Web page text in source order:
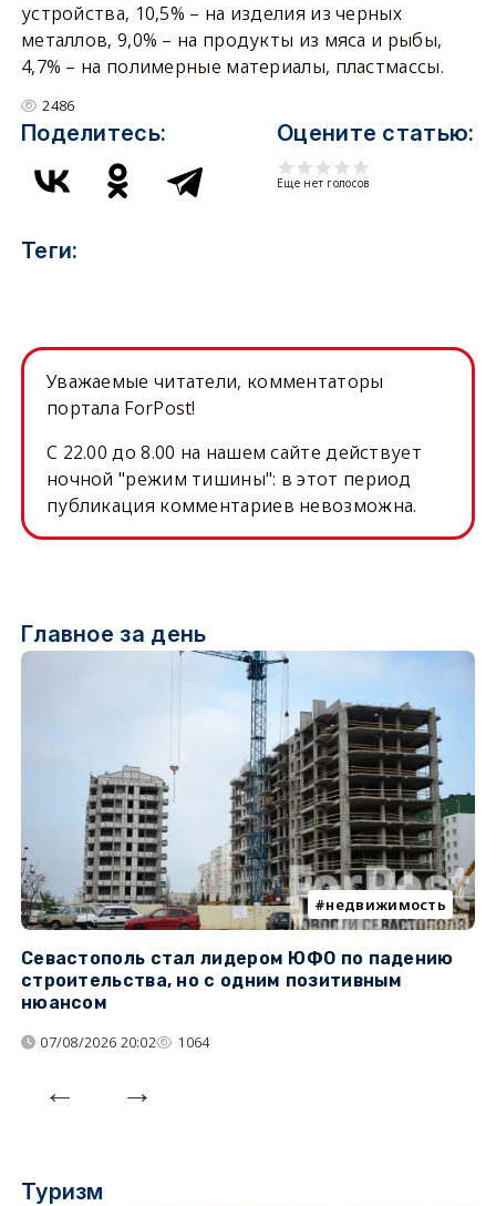
устройства, 10,5% – на изделия из черных
металлов, 9,0% – на продукты из мяса и рыбы,
4,7% – на полимерные материалы, пластмассы.
2486
Поделитесь: Оцените статью:
Еще нет голосов
Теги:
Уважаемые читатели, комментаторы
портала ForPost!
C 22.00 до 8.00 на нашем сайте действует
ночной "режим тишины": в этот период
публикация комментариев невозможна.
Главное за день
недвижимость
Севастополь стал лидером ЮФО по падению
строительства, но с одним позитивным
нюансом
07/08/2026 20:02 1064
Туризм